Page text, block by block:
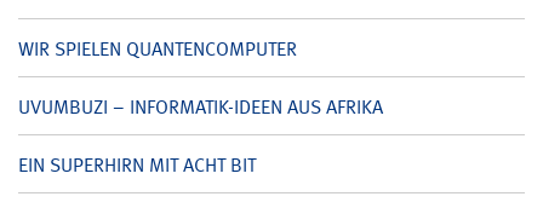
WIR SPIELEN QUANTENCOMPUTER
UVUMBUZI – INFORMATIK-IDEEN AUS AFRIKA
EIN SUPERHIRN MIT ACHT BIT